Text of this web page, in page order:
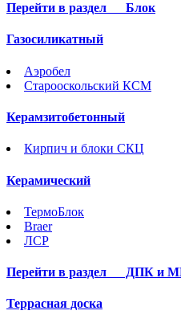
Перейти в раздел Блок
Газосиликатный
Аэробел
Старооскольский КСМ
Керамзитобетонный
Кирпич и блоки СКЦ
Керамический
ТермоБлок
Braer
ЛСР
Перейти в раздел ДПК и
Террасная доска